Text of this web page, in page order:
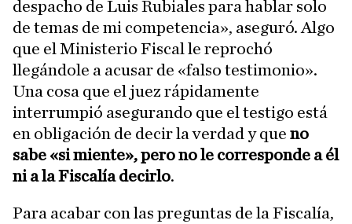
despacho de Luis Rubiales para hablar solo
de temas de mi competencia», aseguró. Algo
que el Ministerio Fiscal le reprochó
llegándole a acusar de «falso testimonio».
Una cosa que el juez rápidamente
interrumpió asegurando que el testigo está
en obligación de decir la verdad y que no
sabe «si miente», pero no le corresponde a él
ni a la Fiscalía decirlo.
Para acabar con las preguntas de la Fiscalía,